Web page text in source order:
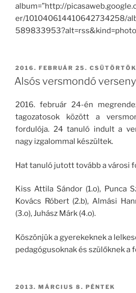
album=”http://
er/101040614410642734258/
BEKÜLDVE:
2016. FEBRUÁR 25. CSÜTÖRTÖK
Alsós versmondó verseny
2016. február 24-én
tagozatosok között a
fordulója. 24 tanuló indult a
nagy izgalommal készültek.
Hat tanuló jutott tovább a városi
Kiss Attila Sándor (1.o), Punca
Kovács Róbert (2.b), Almási
(3.o), Juhász Márk (4.o).
Köszönjük a gyerekeknek a
pedagógusoknak és szülőknek a
BEKÜLDVE:
2013. MÁRCIUS 8. PÉNTEK